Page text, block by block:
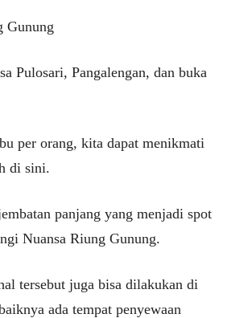
Gunung
Pulosari, Pangalengan, dan buka
per orang, kita dapat menikmati
di sini.
panjang yang menjadi spot
Nuansa Riung Gunung.
tersebut juga bisa dilakukan di
ada tempat penyewaan